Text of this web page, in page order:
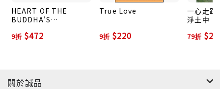
擁抱身體各部位、給予愛和感謝，把自己的思緒引導回
不偏不倚、純粹的狀態，好讓自己在與同事溝通、開
會、設想策略的時候，有一顆清晰又富有正念的腦袋可
HEART OF THE
BUDDHA'S
9折 $472
True Love
9折 $220
一心走路
淨土中
79折
關於誠品